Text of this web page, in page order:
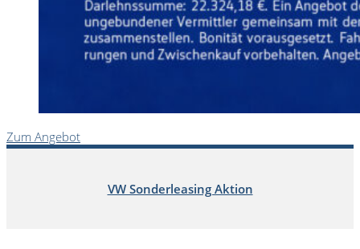
Zum Angebot
VW Sonderleasing Aktion